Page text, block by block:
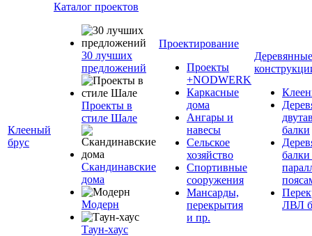
Клееный
брус
Каталог проектов
30 лучших
предложений
Проекты в
стиле Шале
Скандинавские
дома
Модерн
Таун-хаус
Проектирование
Проекты
+NODWERK
Каркасные
дома
Ангары и
навесы
Сельское
хозяйство
Спортивные
сооружения
Мансарды,
перекрытия
и пр.
Деревянные
балки
балки
ЛВЛ